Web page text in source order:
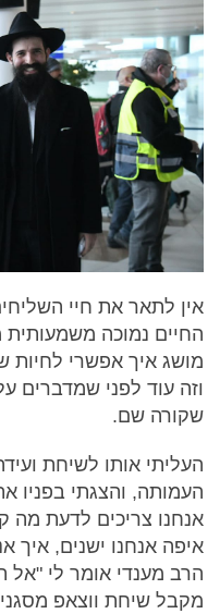
אין לתאר את חיי
החיים נמוכה משמעותית
מושג איך אפשרי
וזה עוד לפני
שקורה שם.
העליתי אותו לשיחת
העמותה, והצגתי בפניו
אנחנו צריכים לדעת מה
איפה אנחנו ישנים, איך
הרב מענדי אומר לי "אל
מקבל שיחת ווצאפ